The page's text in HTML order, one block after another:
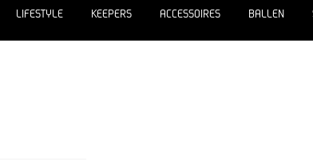
LIFESTYLE KEEPERS ACCESSOIRES BALLEN